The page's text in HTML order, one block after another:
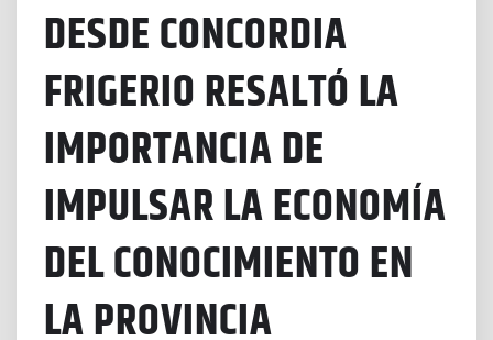
DESDE CONCORDIA
FRIGERIO RESALTÓ LA
IMPORTANCIA DE
IMPULSAR LA ECONOMÍA
DEL CONOCIMIENTO EN
LA PROVINCIA